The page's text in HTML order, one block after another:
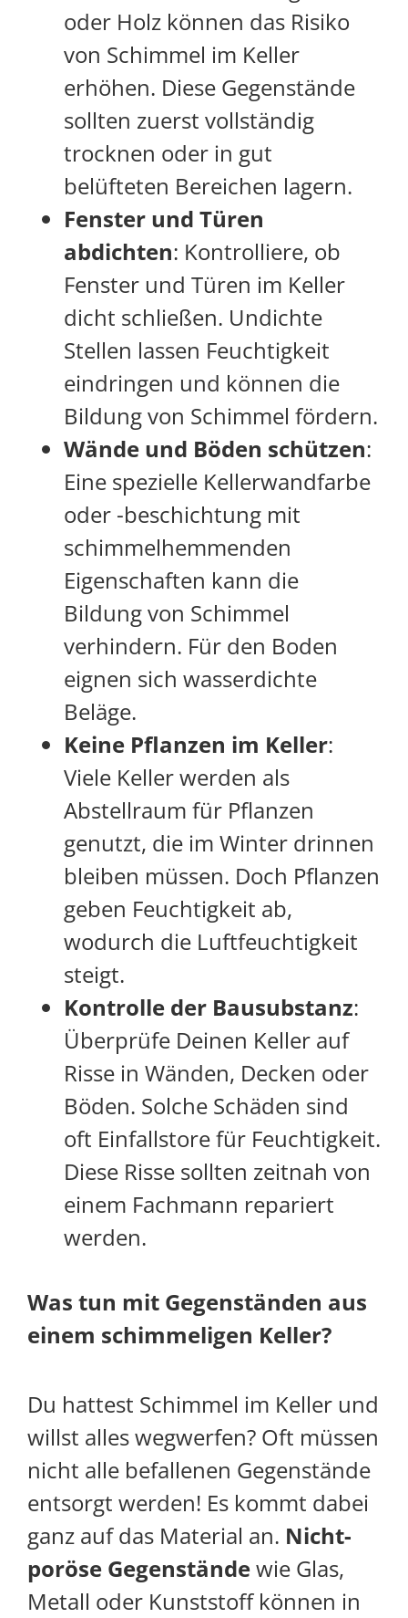
oder Holz können das Risiko
von Schimmel im Keller
erhöhen. Diese Gegenstände
sollten zuerst vollständig
trocknen oder in gut
belüfteten Bereichen lagern.
Fenster und Türen
abdichten: Kontrolliere, ob
Fenster und Türen im Keller
dicht schließen. Undichte
Stellen lassen Feuchtigkeit
eindringen und können die
Bildung von Schimmel fördern.
Wände und Böden schützen:
Eine spezielle Kellerwandfarbe
oder -beschichtung mit
schimmelhemmenden
Eigenschaften kann die
Bildung von Schimmel
verhindern. Für den Boden
eignen sich wasserdichte
Beläge.
Keine Pflanzen im Keller:
Viele Keller werden als
Abstellraum für Pflanzen
genutzt, die im Winter drinnen
bleiben müssen. Doch Pflanzen
geben Feuchtigkeit ab,
wodurch die Luftfeuchtigkeit
steigt.
Kontrolle der Bausubstanz:
Überprüfe Deinen Keller auf
Risse in Wänden, Decken oder
Böden. Solche Schäden sind
oft Einfallstore für Feuchtigkeit.
Diese Risse sollten zeitnah von
einem Fachmann repariert
werden.
Was tun mit Gegenständen aus
einem schimmeligen Keller?
Du hattest Schimmel im Keller und
willst alles wegwerfen? Oft müssen
nicht alle befallenen Gegenstände
entsorgt werden! Es kommt dabei
ganz auf das Material an. Nicht-
poröse Gegenständewie Glas,
Metall oder Kunststoff können in